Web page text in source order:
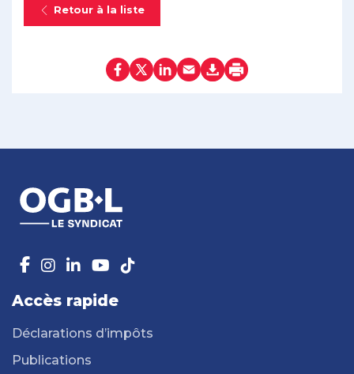
Retour à la liste
Accès rapide
Déclarations d’impôts
Publications